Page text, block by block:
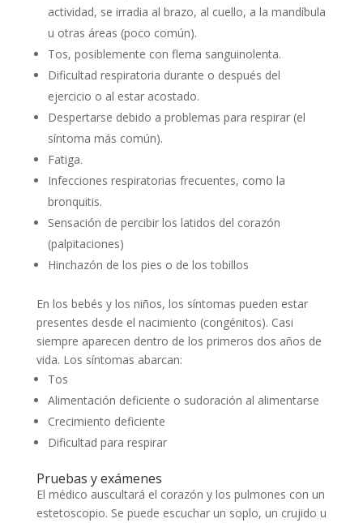
actividad, se irradia al brazo, al cuello, a la mandíbula
u otras áreas (poco común).
Tos, posiblemente con flema sanguinolenta.
Dificultad respiratoria durante o después del
ejercicio o al estar acostado.
Despertarse debido a problemas para respirar (el
síntoma más común).
Fatiga.
Infecciones respiratorias frecuentes, como la
bronquitis.
Sensación de percibir los latidos del corazón
(palpitaciones)
Hinchazón de los pies o de los tobillos
En los bebés y los niños, los síntomas pueden estar
presentes desde el nacimiento (congénitos). Casi
siempre aparecen dentro de los primeros dos años de
vida. Los síntomas abarcan:
Tos
Alimentación deficiente o sudoración al alimentarse
Crecimiento deficiente
Dificultad para respirar
Pruebas y exámenes
El médico auscultará el corazón y los pulmones con un
estetoscopio. Se puede escuchar un soplo, un crujido u